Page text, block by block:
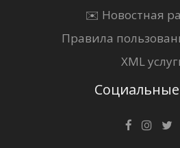
✉️ Новостная
Правила
XML
Социальные